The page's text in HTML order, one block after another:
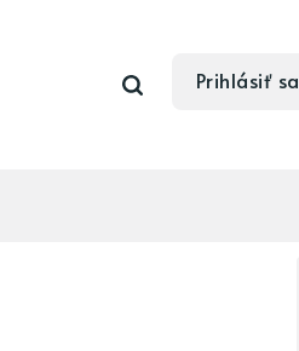
Prihlásiť sa